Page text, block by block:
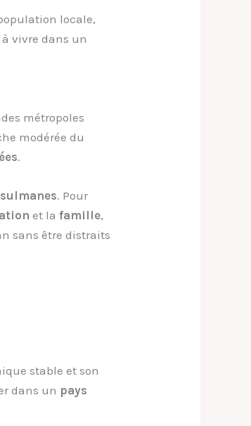
locale,
vivre dans un
métropoles
modérée du
.
. Pour
et lafamille,
sans être distraits
stable et son
dans un pays